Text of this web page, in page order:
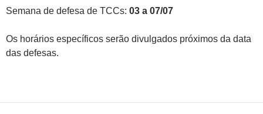
Semana de defesa de TCCs: 03 a 07/07
Os horários específicos serão divulgados próximos da data
das defesas.